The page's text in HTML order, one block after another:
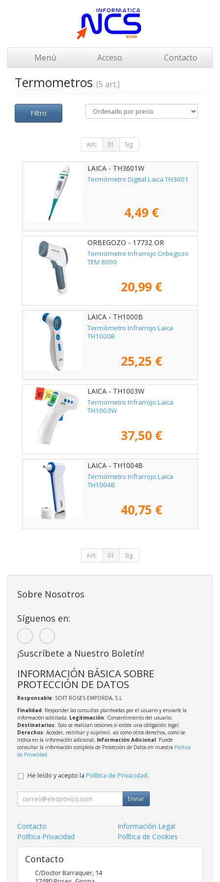
Menú Acceso Contacto
Termometros (5 art.)
Filtro
Ant. 01 Sig.
LAICA - TH3601W
Termómetro Digital Laica TH3601
4,49 €
ORBEGOZO - 17732 OR
Termómetro Infrarrojo Orbegozo
TEM 8000
20,99 €
LAICA - TH1000B
Termómetro Infrarrojo Laica
TH1000B
25,25 €
LAICA - TH1003W
Termómetro Infrarrojo Laica
TH1003W
37,50 €
LAICA - TH1004B
Termómetro Infrarrojo Laica
TH1004B
40,75 €
Ant. 01 Sig.
Sobre Nosotros
Síguenos en:
¡Suscríbete a Nuestro Boletín!
INFORMACIÓN BÁSICA SOBRE
PROTECCIÓN DE DATOS
Responsable: SOFT ROSES EMPORDA, S.L
Finalidad: Responder las consultas planteadas por el usuario y enviarle la
información solicitada; Legitimación: Consentimiento del usuario;
Destinatarios: Solo se realizan cesiones si existe una obligación legal;
Derechos: Acceder, rectificar y suprimir, así como otros derechos, como se
indica en la información adicional; Información Adicional: Puede
consultar la información completa de Protección de Datos en nuestra Política
de Privacidad.
He leído y acepto la Política de Privacidad.
Enviar
Contacto
Información Legal
Política Privacidad
Política de Cookies
Contacto
C/Doctor Barraquer, 14